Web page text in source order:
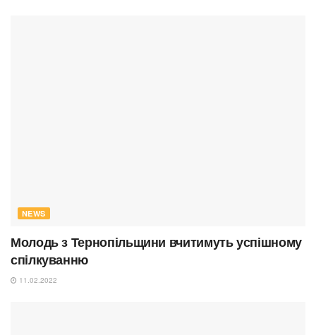
NEWS
Молодь з Тернопільщини вчитимуть успішному
спілкуванню
11.02.2022